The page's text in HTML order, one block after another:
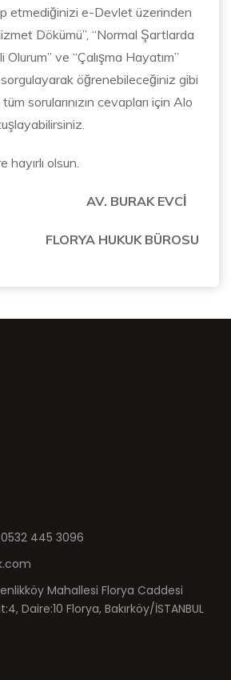
etmediğinizi e-Devlet üzerinden
Dökümü”, “Normal Şartlarda
ve “Çalışma Hayatım”
öğrenebileceğiniz gibi
sorularınızın cevapları için Alo
olsun.
AV. BURAK EVCİ
FLORYA HUKUK BÜROSU
445 3096
Mahallesi Florya Caddesi
Daire:10 Florya, Bakırköy/İSTANBUL